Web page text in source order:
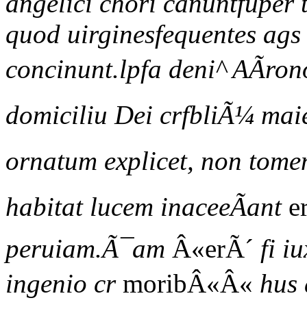
quod uirginesfequentes
concinunt.lpfa deni^
domiciliu Dei crfbliÃ¼
ornatum explicet, non
habitat lucem inaceeÃant
peruiam.Ã¯am Â«erÃ´ fi
ingenio crmoribÂ«Â« hus